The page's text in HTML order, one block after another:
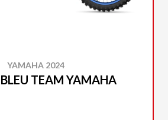
YAMAHA 2024
TEAM YAMAHA